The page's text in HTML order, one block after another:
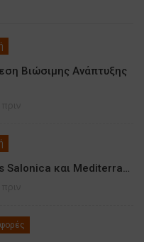
Βιώσιμης Ανάπτυξης
Salonica και Mediterra…